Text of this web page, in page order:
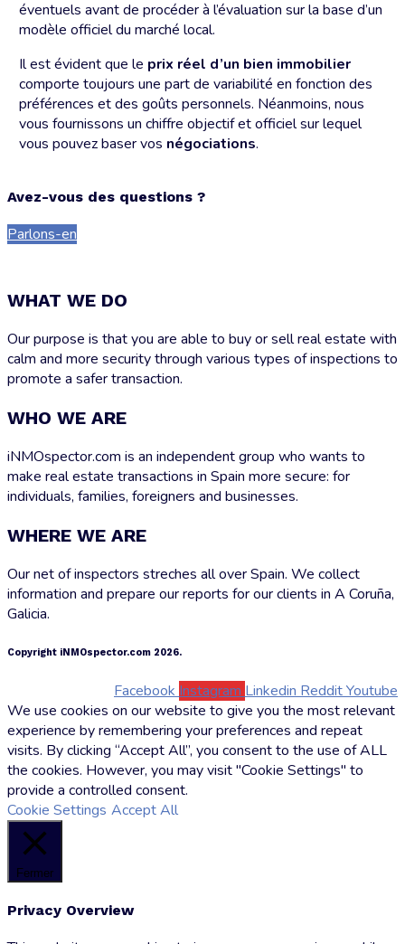
éventuels avant de procéder à l’évaluation sur la base d’un
modèle officiel du marché local.
Il est évident que le prix réel d’un bien immobilier
comporte toujours une part de variabilité en fonction des
préférences et des goûts personnels. Néanmoins, nous
vous fournissons un chiffre objectif et officiel sur lequel
vous pouvez baser vos négociations.
Avez-vous des questions ?
Parlons-en
WHAT WE DO
Our purpose is that you are able to buy or sell real estate with
calm and more security through various types of inspections to
promote a safer transaction.
WHO WE ARE
iNMOspector.com is an independent group who wants to
make real estate transactions in Spain more secure: for
individuals, families, foreigners and businesses.
WHERE WE ARE
Our net of inspectors streches all over Spain. We collect
information and prepare our reports for our clients in A Coruña,
Galicia.
Copyright iNMOspector.com 2026.
Facebook Instagram Linkedin RedditYoutube
We use cookies on our website to give you the most relevant
experience by remembering your preferences and repeat
visits. By clicking “Accept All”, you consent to the use of ALL
the cookies. However, you may visit "Cookie Settings" to
provide a controlled consent.
Cookie Settings Accept All
Fermer
Privacy Overview